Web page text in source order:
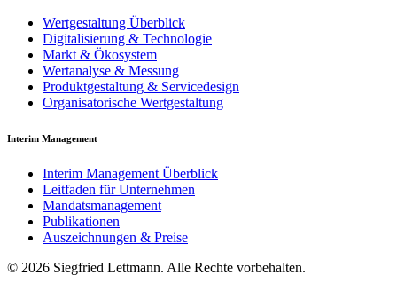
Wertgestaltung Überblick
Digitalisierung & Technologie
Markt & Ökosystem
Wertanalyse & Messung
Produktgestaltung & Servicedesign
Organisatorische Wertgestaltung
Interim Management
Interim Management Überblick
Leitfaden für Unternehmen
Mandatsmanagement
Publikationen
Auszeichnungen & Preise
© 2026 Siegfried Lettmann. Alle Rechte vorbehalten.